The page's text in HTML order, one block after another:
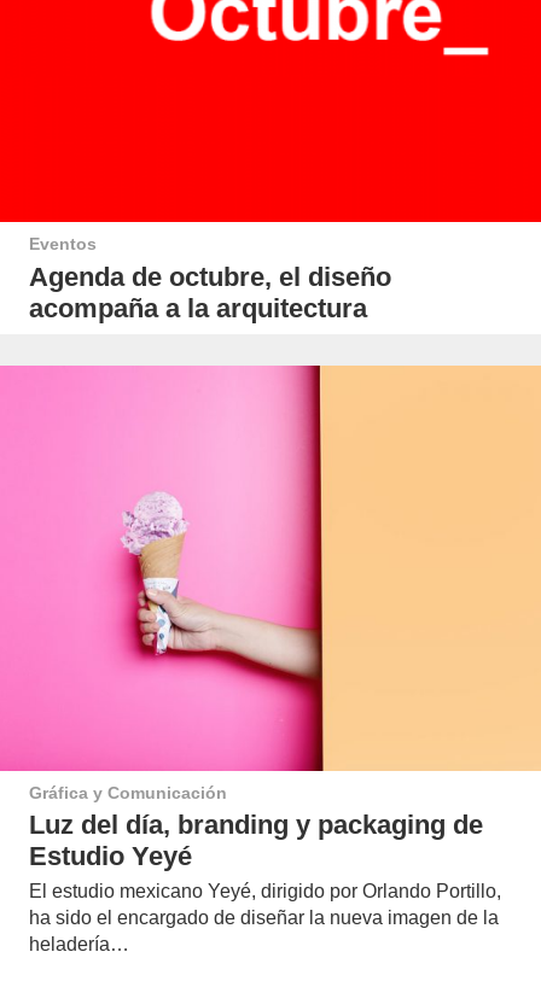
Eventos
Agenda de octubre, el diseño
acompaña a la arquitectura
Gráfica y Comunicación
Luz del día, branding y packaging de
Estudio Yeyé
El estudio mexicano Yeyé, dirigido por Orlando Portillo,
ha sido el encargado de diseñar la nueva imagen de la
heladería…